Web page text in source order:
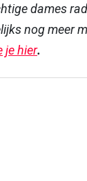
dames
nog meer
je hier.